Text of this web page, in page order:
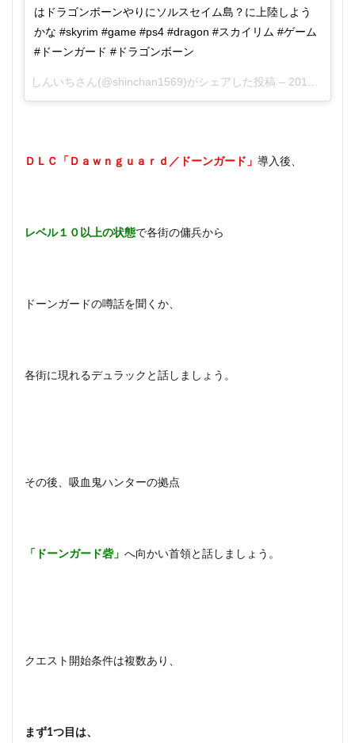
はドラゴンボーンやりにソルスセイム島？に上陸しよう
かな #skyrim #game #ps4 #dragon #スカイリム #ゲーム
#ドーンガード #ドラゴンボーン
しんいち さん(@shinchan1569)がシェアした投稿 – 2016年12月月17日午後11時02分PST
ＤＬＣ「Ｄａｗｎｇｕａｒｄ／ドーンガード」 導入後、
レベル１０以上の状態で各街の傭兵から
ドーンガードの噂話を聞くか、
各街に現れるデュラックと話しましょう。
その後、吸血鬼ハンターの拠点
「ドーンガード砦」 へ向かい首領と話しましょう。
クエスト開始条件は複数あり、
まず1つ目は、